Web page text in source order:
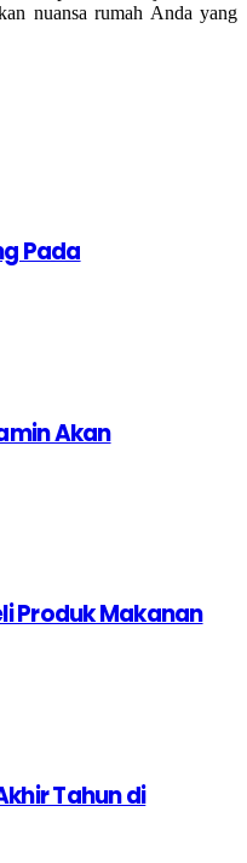
nuansa rumah Anda yang
Pada
Akan
Produk Makanan
Tahun di